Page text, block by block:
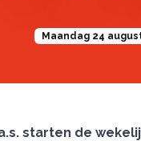
Maandag 24
starten de